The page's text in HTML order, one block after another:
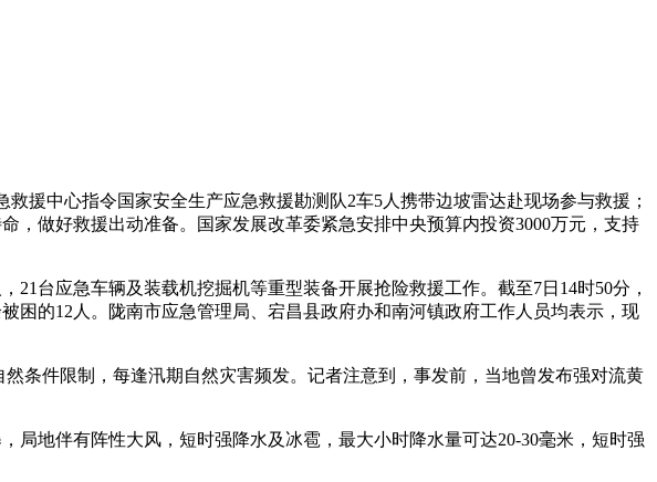
援中心指令国家安全生产应急救援勘测队2车5人携带边坡雷达赴现场参与救援；
，做好救援出动准备。国家发展改革委紧急安排中央预算内投资3000万元，支持
台应急车辆及装载机挖掘机等重型装备开展抢险救援工作。截至7日14时50分，
困的12人。陇南市应急管理局、宕昌县政府办和南河镇政府工作人员均表示，现
条件限制，每逢汛期自然灾害频发。记者注意到，事发前，当地曾发布强对流黄
局地伴有阵性大风，短时强降水及冰雹，最大小时降水量可达20-30毫米，短时强